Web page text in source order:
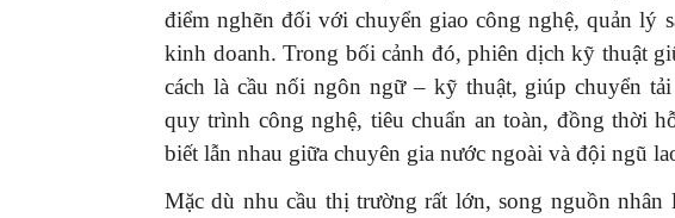
điểm nghẽn đối với chuyển giao công nghệ, quản lý
kinh doanh. Trong bối cảnh đó, phiên dịch kỹ thuật
cách là cầu nối ngôn ngữ – kỹ thuật, giúp chuyển
quy trình công nghệ, tiêu chuẩn an toàn, đồng thời
biết lẫn nhau giữa chuyên gia nước ngoài và đội ngũ
Mặc dù nhu cầu thị trường rất lớn, song nguồn